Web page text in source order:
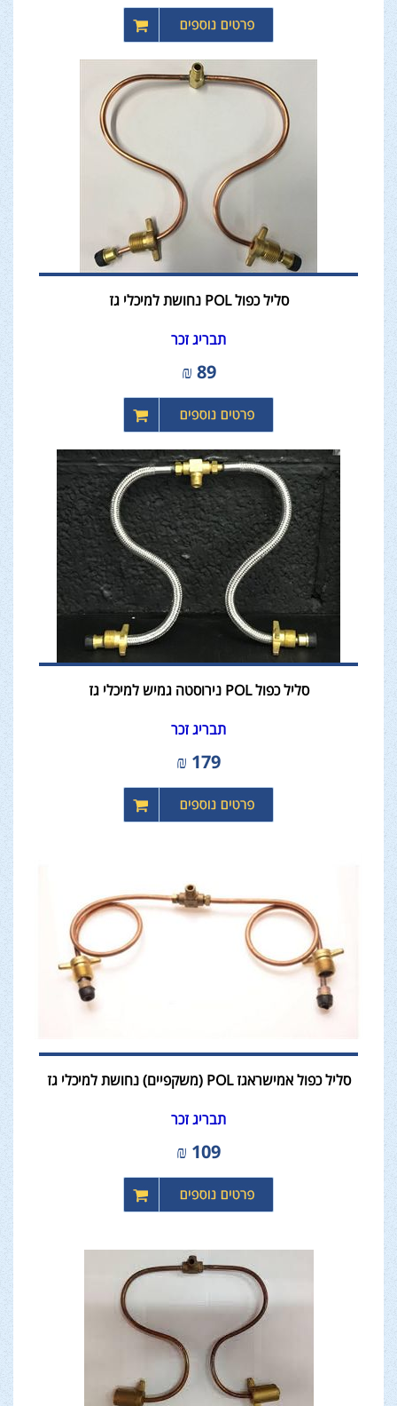
סליל כפול POL נחושת למיכלי גז
תבריג זכר
89
₪
סליל כפול POL נירוסטה גמיש למיכלי גז
תבריג זכר
179
₪
סליל כפול אמישראגז POL (משקפיים) נחושת למיכלי גז
תבריג זכר
109
₪